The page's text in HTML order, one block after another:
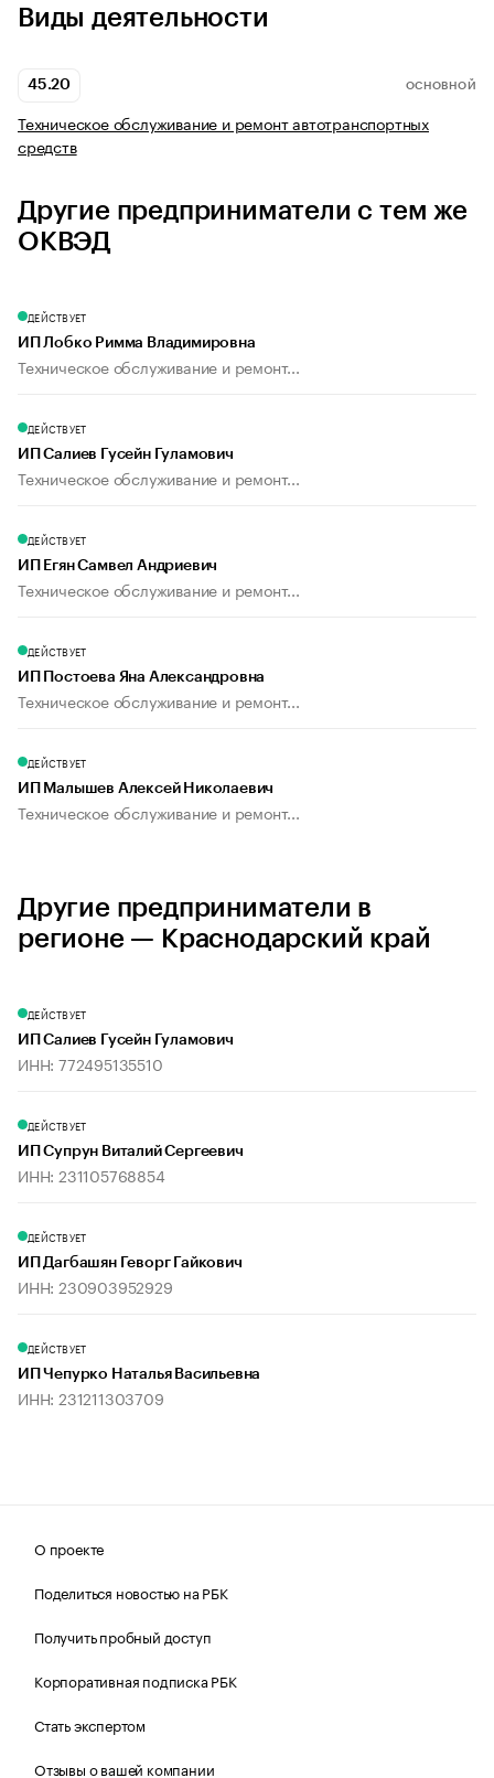
Виды деятельности
45.20 ОСНОВНОЙ
Техническое обслуживание и ремонт автотранспортных
средств
Другие предприниматели с тем же
ОКВЭД
ДЕЙСТВУЕТ
ИП Лобко Римма Владимировна
Техническое обслуживание и ремонт...
ДЕЙСТВУЕТ
ИП Салиев Гусейн Гуламович
Техническое обслуживание и ремонт...
ДЕЙСТВУЕТ
ИП Егян Самвел Андриевич
Техническое обслуживание и ремонт...
ДЕЙСТВУЕТ
ИП Постоева Яна Александровна
Техническое обслуживание и ремонт...
ДЕЙСТВУЕТ
ИП Малышев Алексей Николаевич
Техническое обслуживание и ремонт...
Другие предприниматели в
регионе — Краснодарский край
ДЕЙСТВУЕТ
ИП Салиев Гусейн Гуламович
ИНН: 772495135510
ДЕЙСТВУЕТ
ИП Супрун Виталий Сергеевич
ИНН: 231105768854
ДЕЙСТВУЕТ
ИП Дагбашян Геворг Гайкович
ИНН: 230903952929
ДЕЙСТВУЕТ
ИП Чепурко Наталья Васильевна
ИНН: 231211303709
О проекте
Поделиться новостью на РБК
Получить пробный доступ
Корпоративная подписка РБК
Стать экспертом
Отзывы о вашей компании